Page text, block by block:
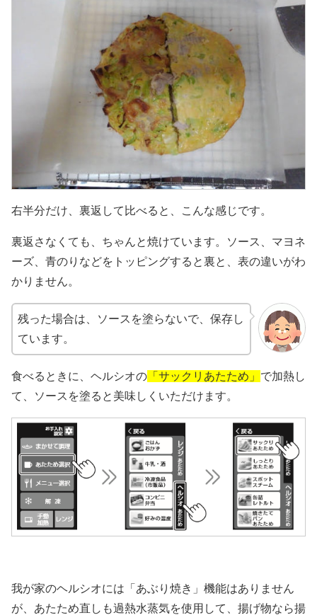
右半分だけ、裏返して比べると、こんな感じです。
裏返さなくても、ちゃんと焼けています。ソース、マヨネ
ーズ、青のりなどをトッピングすると裏と、表の違いがわ
かりません。
残った場合は、ソースを塗らないで、保存し
ています。
食べるときに、ヘルシオの 「サックリあたため」 で加熱し
て、ソースを塗ると美味しくいただけます。
我が家のヘルシオには「あぶり焼き」機能はありません
が、あたため直しも過熱水蒸気を使用して、揚げ物なら揚